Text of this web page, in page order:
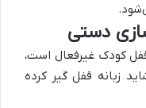
کودک غیرفعال است،
زبانه قفل گیر کرده